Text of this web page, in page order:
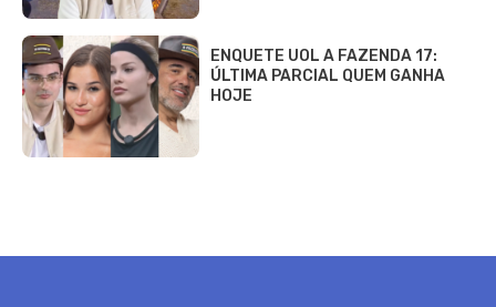
ENQUETE UOL A FAZENDA 17:
ÚLTIMA PARCIAL QUEM GANHA
HOJE